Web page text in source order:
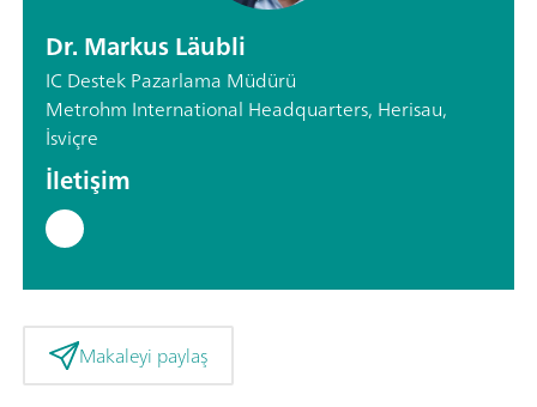
Dr. Markus Läubli
IC Destek Pazarlama Müdürü
Metrohm International Headquarters, Herisau,
İsviçre
İletişim
Makaleyi paylaş